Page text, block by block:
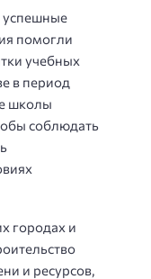
успешные
помогли
учебных
в период
школы
соблюдать
городах и
и ресурсов,